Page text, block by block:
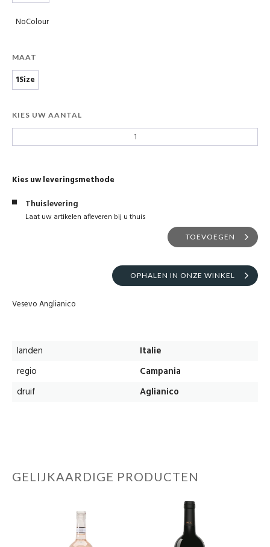
NoColour
MAAT
1Size
KIES UW AANTAL
Kies uw leveringsmethode
Thuislevering
Laat uw artikelen afleveren bij u thuis
TOEVOEGEN
OPHALEN IN ONZE WINKEL
Vesevo Anglianico
landen
Italie
regio
Campania
druif
Aglianico
GELIJKAARDIGE PRODUCTEN